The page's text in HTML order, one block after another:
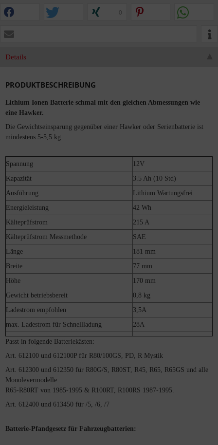
0
Details
PRODUKTBESCHREIBUNG
Lithium Ionen Batterie schmal mit den gleichen Abmessungen wie
eine Hawker.
Die Gewichtseinsparung gegenüber einer Hawker oder Serienbatterie ist
mindestens 5-5,5 kg.
Spannung
12V
Kapazität
3.5 Ah (10 Std)
Ausführung
Lithium Wartungsfrei
Energieleistung
42 Wh
Kälteprüfstrom
215 A
Kälteprüfstrom Messmethode
SAE
Länge
181 mm
Breite
77 mm
Höhe
170 mm
Gewicht betriebsbereit
0,8 kg
Ladestrom empfohlen
3,5A
max. Ladestrom für Schnellladung
28A
Passt in folgende Batteriekästen:
Art. 612100 und 612100P für R80/100GS, PD, R Mystik
Art. 612300 und 612350 für R80G/S, R80ST, R45, R65, R65GS und alle
Monolevermodelle
R65-R80RT von 1985-1995 & R100RT, R100RS 1987-1995.
Art. 612400 und 613450 für /5, /6, /7
Batterie-Pfandgesetz für Fahrzeugbatterien: